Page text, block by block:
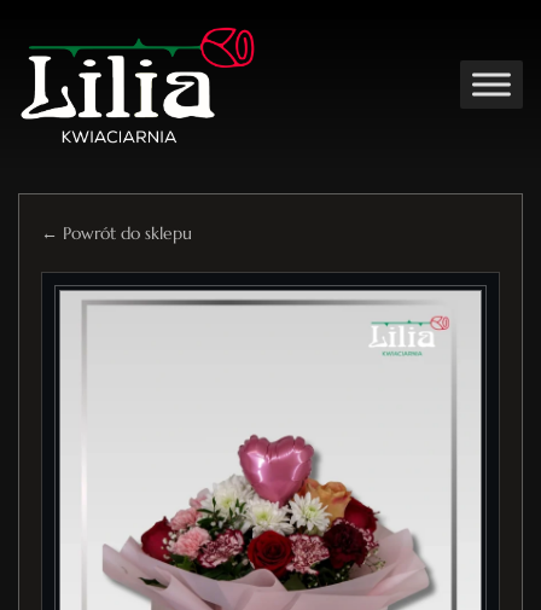
← Powrót do sklepu